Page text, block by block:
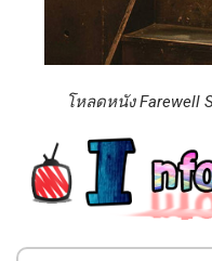
โหลดหนัง Farewell